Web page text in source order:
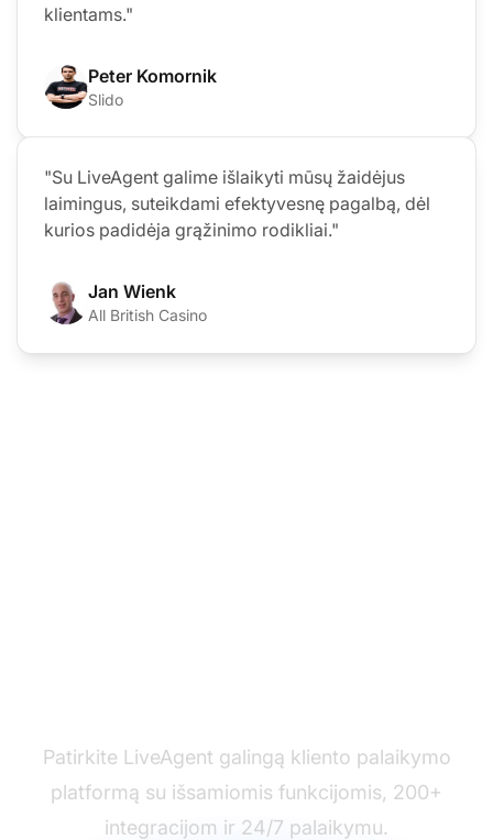
klientams."
Peter Komornik
Slido
"Su LiveAgent galime išlaikyti mūsų žaidėjus
laimingus, suteikdami efektyvesnę pagalbą, dėl
kurios padidėja grąžinimo rodikliai."
Jan Wienk
All British Casino
Patirkite LiveAgent galingą kliento palaikymo
platformą su išsamiomis funkcijomis, 200+
integracijom ir 24/7 palaikymu.